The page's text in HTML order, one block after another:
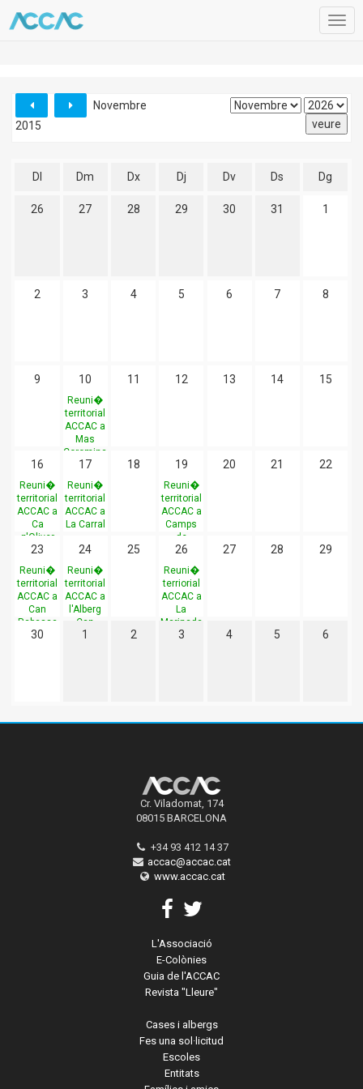
Novembre
2015
Dl Dm Dx Dj Dv Ds Dg
26 27 28 29 30 31 1
2 3 4 5 6 7 8
9 10
Reuni�
territorial
ACCAC a
Mas
Coromina
11 12 13 14 15
16
Reuni�
territorial
ACCAC a
Ca
n'Oliver
17
Reuni�
territorial
ACCAC a
La Carral
18 19
Reuni�
territorial
ACCAC a
Camps
de
Vilarrasa
20 21 22
23
Reuni�
territorial
ACCAC a
Can
Rabassa
24
Reuni�
territorial
ACCAC a
l'Alberg
Can
Roviralta
25 26
Reuni�
terriorial
ACCAC a
La
Marinada
27 28 29
30 1 2 3 4 5 6
Cr. Viladomat, 174
08015 BARCELONA
+34 93 412 14 37
accac@accac.cat
www.accac.cat
L'Associació
E-Colònies
Guia de l'ACCAC
Revista "Lleure"
Cases i albergs
Fes una sol·licitud
Escoles
Entitats